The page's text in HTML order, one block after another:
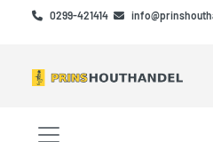
0299-421414
Menu openen/sluiten